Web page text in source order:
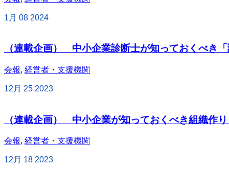
1月 08 2024
（連載企画） 中小企業診断士が知っておくべき
会報, 経営者・支援機関
12月 25 2023
（連載企画） 中小企業が知っておくべき組織作
会報, 経営者・支援機関
12月 18 2023